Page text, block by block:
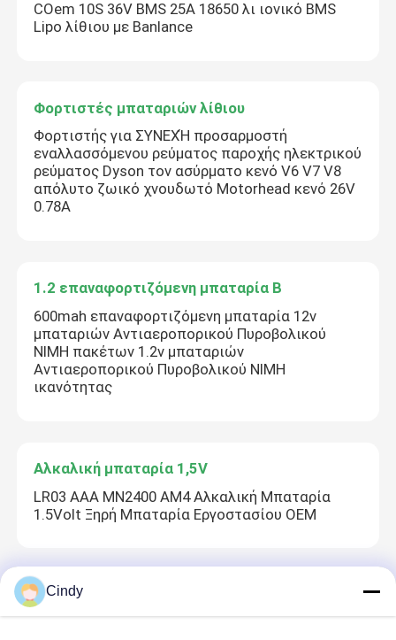
COem 10S 36V BMS 25A 18650 λι ιονικό BMS
Lipo λίθιου με Banlance
Φορτιστές μπαταριών λίθιου
Φορτιστής για ΣΥΝΕΧΉ προσαρμοστή
εναλλασσόμενου ρεύματος παροχής ηλεκτρικού
ρεύματος Dyson τον ασύρματο κενό V6 V7 V8
απόλυτο ζωικό χνουδωτό Motorhead κενό 26V
0.78A
1.2 επαναφορτιζόμενη μπαταρία Β
600mah επαναφορτιζόμενη μπαταρία 12v
μπαταριών Αντιαεροπορικού Πυροβολικού
NIMH πακέτων 1.2v μπαταριών
Αντιαεροπορικού Πυροβολικού NIMH
ικανότητας
Αλκαλική μπαταρία 1,5V
LR03 AAA MN2400 AM4 Αλκαλική Μπαταρία
1.5Volt Ξηρή Μπαταρία Εργοστασίου OEM
εξαρτήματα μπαταριών
Cindy